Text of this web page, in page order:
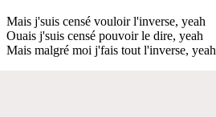
Mais j'suis censé vouloir l'inverse, yeah
Ouais j'suis censé pouvoir le dire, yeah
Mais malgré moi j'fais tout l'inverse, yeah